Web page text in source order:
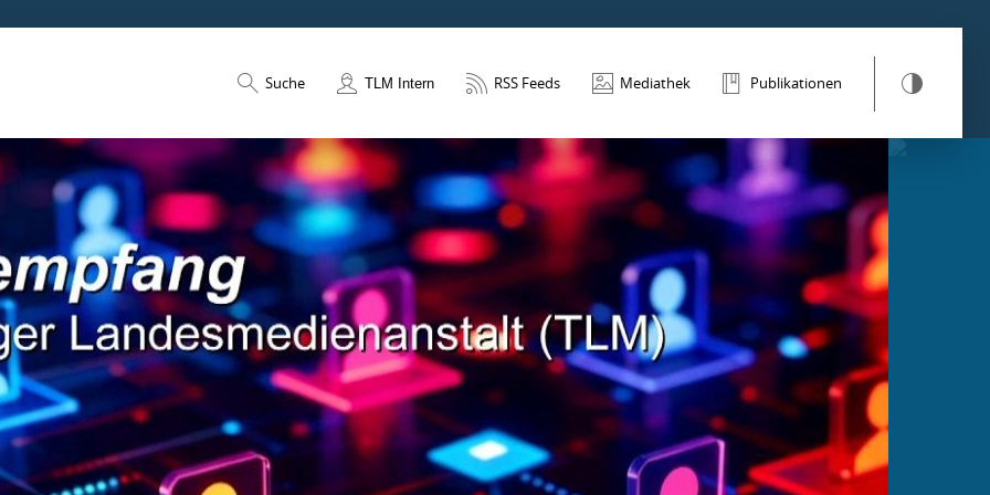
Suche TLM Intern RSS Feeds Mediathek Publikationen